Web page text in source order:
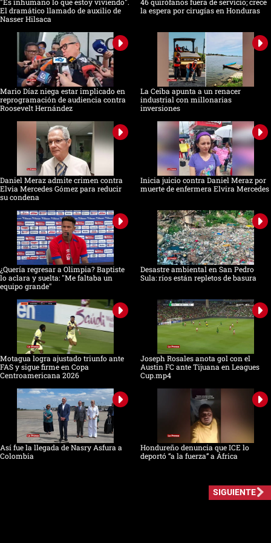
"Es inhumano lo que estoy viviendo".
El dramático llamado de auxilio de
Nasser Hilsaca
46 quirófanos fuera de servicio; crece
la espera por cirugías en Honduras
Mario Díaz niega estar implicado en
reprogramación de audiencia contra
Roosevelt Hernández
La Ceiba apunta a un renacer
industrial con millonarias
inversiones
Daniel Meraz admite crimen contra
Elvia Mercedes Gómez para reducir
su condena
Inicia juicio contra Daniel Meraz por
muerte de enfermera Elvira Mercedes
¿Quería regresar a Olimpia? Baptiste
lo aclara y suelta: "Me faltaba un
equipo grande"
Desastre ambiental en San Pedro
Sula: ríos están repletos de basura
Motagua logra ajustado triunfo ante
FAS y sigue firme en Copa
Centroamericana 2026
Joseph Rosales anota gol con el
Austin FC ante Tijuana en Leagues
Cup.mp4
Así fue la llegada de Nasry Asfura a
Colombia
Hondureño denuncia que ICE lo
deportó “a la fuerza” a África
SIGUIENTE